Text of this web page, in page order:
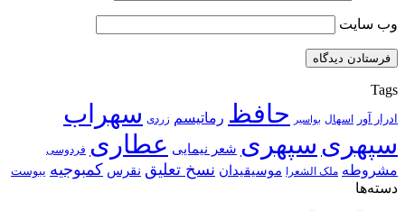
وب‌ سایت
Tags
ادرار آور اسهال بواسیر حافظ رماتیسم زردی سهراب
سپهری سپهری شعر نیمایی عطاری فردوسی
مشروطه ملک الشعرا موسیقیدان نسخ تعلیق نقرس کمبوجیه یبوست
دسته‌ها